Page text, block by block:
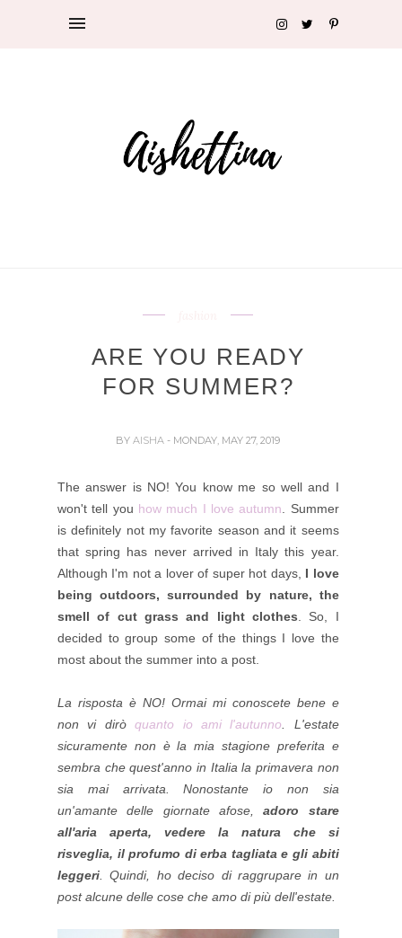
ARE YOU READY
FOR SUMMER?
BYAISHA- MONDAY, MAY 27, 2019
The answer is NO! You know me so well and I
won't tell you how much I love autumn . Summer
is definitely not my favorite season and it seems
that spring has never arrived in Italy this year.
Although I'm not a lover of super hot days, I love
being outdoors, surrounded by nature, the
smell of cut grass and light clothes . So, I
decided to group some of the things I love the
most about the summer into a post.
La risposta è NO! Ormai mi conoscete bene e
non vi diròquanto io ami l'autunno . L'estate
sicuramente non è la mia stagione preferita e
sembra che quest'anno in Italia la primavera non
sia mai arrivata. Nonostante io non sia
un'amante delle giornate afose,adoro stare
all'aria aperta, vedere la natura che si
risveglia, il profumo di erba tagliata e gli abiti
leggeri . Quindi, ho deciso di raggrupare in un
post alcune delle cose che amo di più dell'estate.